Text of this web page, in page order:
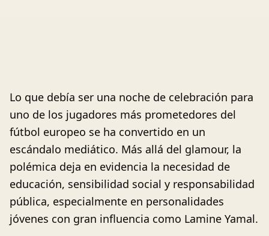
Lo que debía ser una noche de celebración para
uno de los jugadores más prometedores del
fútbol europeo se ha convertido en un
escándalo mediático. Más allá del glamour, la
polémica deja en evidencia la necesidad de
educación, sensibilidad social y responsabilidad
pública, especialmente en personalidades
jóvenes con gran influencia como Lamine Yamal.